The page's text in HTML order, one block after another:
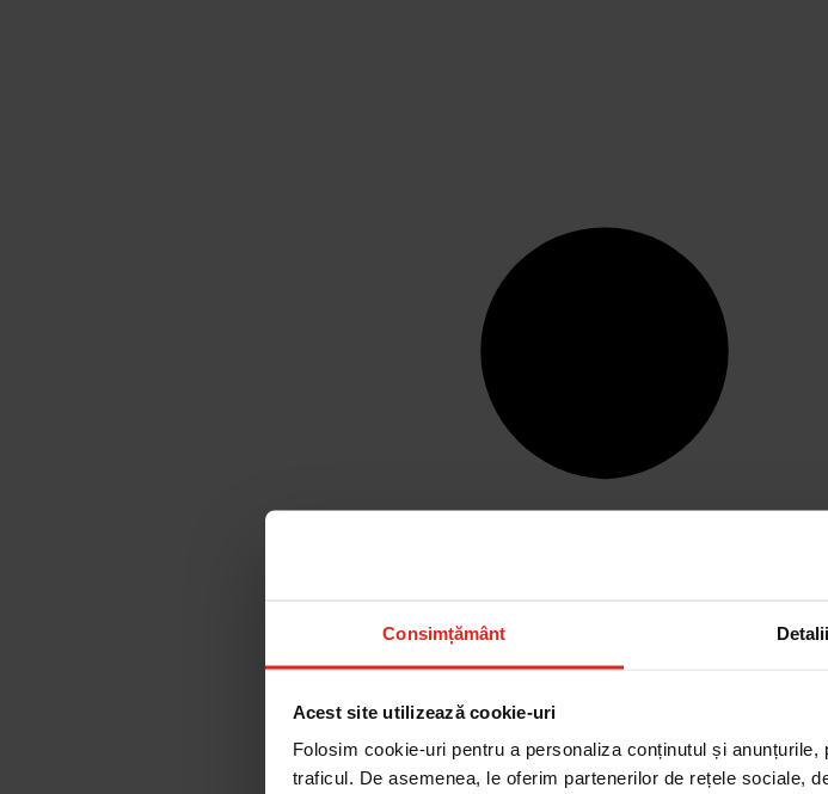
Consimțământ Detalii
Acest site utilizează cookie-uri
Folosim cookie-uri pentru a personaliza conținutul și
traficul. De asemenea, le oferim partenerilor de rețele sociale,